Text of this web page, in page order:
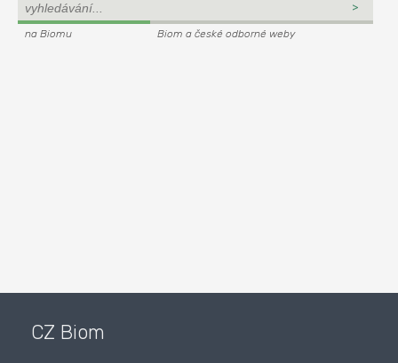
na Biomu Biom a české odborné weby
CZ Biom